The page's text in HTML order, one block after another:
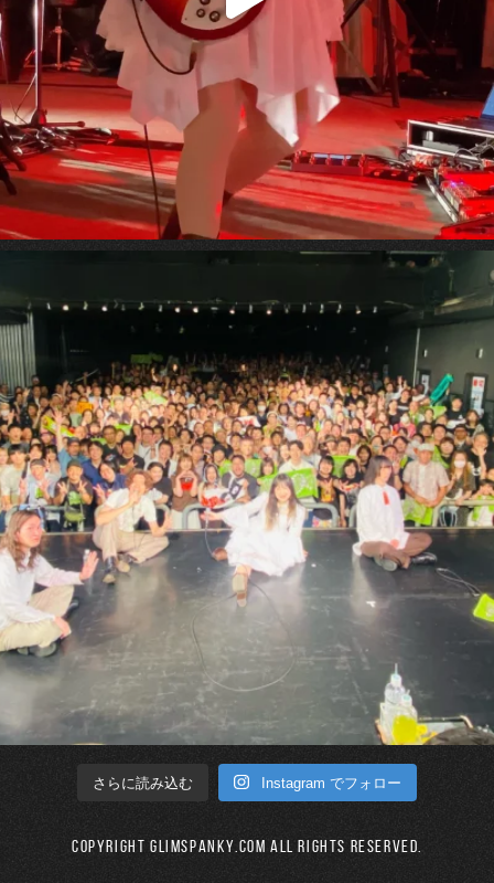
さらに読み込む Instagram でフォロー
Copyright GLIMSPANKY.COM All Rights Reserved.